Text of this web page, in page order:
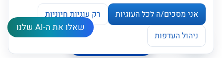
שאלו את ה-AI שלנו
אני מסכים/ה לכל העוגיות
רק עוגיות חיוניות
ניהול העדפות
צרו קשר
Open chaty